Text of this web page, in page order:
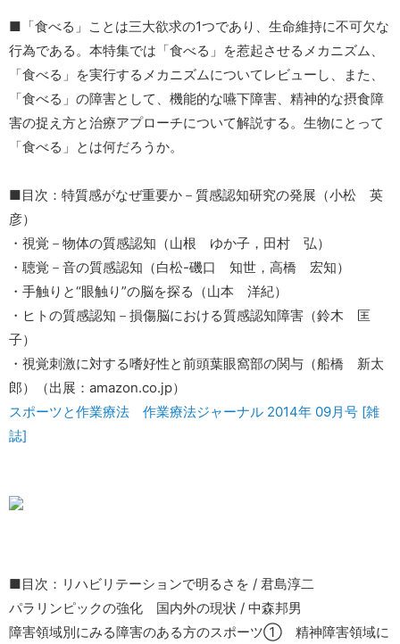
■「食べる」ことは三大欲求の1つであり、生命維持に不可欠な
行為である。本特集では「食べる」を惹起させるメカニズム、
「食べる」を実行するメカニズムについてレビューし、また、
「食べる」の障害として、機能的な嚥下障害、精神的な摂食障
害の捉え方と治療アプローチについて解説する。生物にとって
「食べる」とは何だろうか。
■目次：特質感がなぜ重要か－質感認知研究の発展（小松 英
彦）
・視覚－物体の質感認知（山根 ゆか子，田村 弘）
・聴覚－音の質感認知（白松-磯口 知世，高橋 宏知）
・手触りと“眼触り”の脳を探る（山本 洋紀）
・ヒトの質感認知－損傷脳における質感認知障害（鈴木 匡
子）
・視覚刺激に対する嗜好性と前頭葉眼窩部の関与（船橋 新太
郎）（出展：amazon.co.jp）
スポーツと作業療法 作業療法ジャーナル 2014年 09月号 [雑
誌]
■目次：リハビリテーションで明るさを / 君島淳二
パラリンピックの強化 国内外の現状 / 中森邦男
障害領域別にみる障害のある方のスポーツ① 精神障害領域に